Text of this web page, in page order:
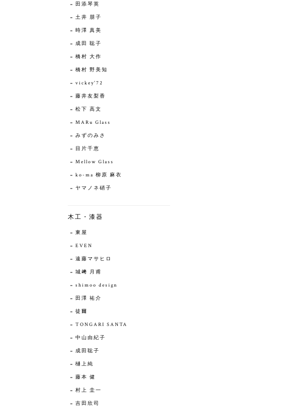
田添琴英
土井 朋子
時澤 真美
成田 聡子
橋村 大作
橋村 野美知
vickey'72
藤井友梨香
松下 高文
MARu Glass
みずのみさ
目片千恵
Mellow Glass
ko-ma 柳原 麻衣
ヤマノネ硝子
木工・漆器
東屋
EVEN
遠藤マサヒロ
城﨑 月甫
shimoo design
田澤 祐介
徒爾
TONGARI SANTA
中山由紀子
成田聡子
樋上純
藤本 健
村上 圭一
吉田欣司